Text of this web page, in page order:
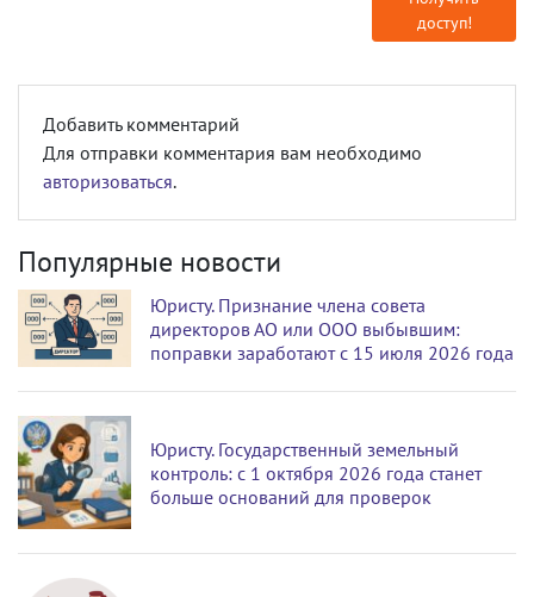
доступ!
Добавить комментарий
Для отправки комментария вам необходимо
авторизоваться.
Популярные новости
Юристу. Признание члена совета
директоров АО или ООО выбывшим:
поправки заработают с 15 июля 2026 года
Юристу. Государственный земельный
контроль: с 1 октября 2026 года станет
больше оснований для проверок